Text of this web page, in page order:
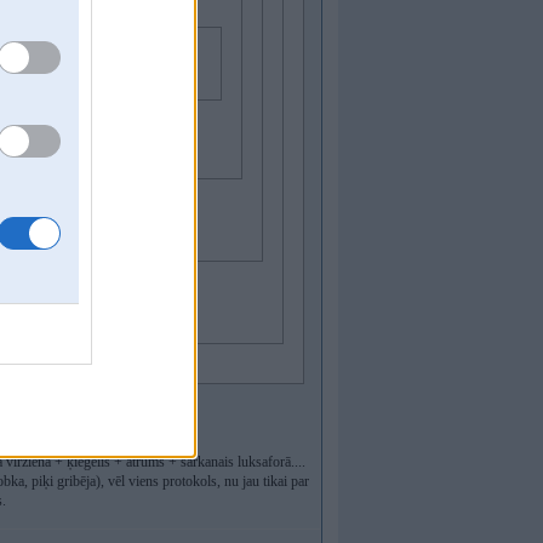
virzienā + ķieģelis + ātrums + sarkanais luksaforā....
piķi gribēja), vēl viens protokols, nu jau tikai par